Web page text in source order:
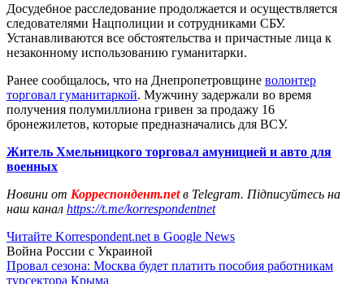
Досудебное расследование продолжается и осуществляется
следователями Нацполиции и сотрудниками СБУ.
Устанавливаются все обстоятельства и причастные лица к
незаконному использованию гуманитарки.
Ранее сообщалось, что на Днепропетровщине волонтер
торговал гуманитаркой. Мужчину задержали во время
получения полумиллиона гривен за продажу 16
бронежилетов, которые предназначались для ВСУ.
Житель Хмельницкого торговал амуницией и авто для
военных
Новини от Корреспондент.netв Telegram. Підписуйтесь на
наш канал https://t.me/korrespondentnet
Читайте Korrespondent.net в Google News
Война России с Украиной
Провал сезона: Москва будет платить пособия работникам
турсектора Крыма